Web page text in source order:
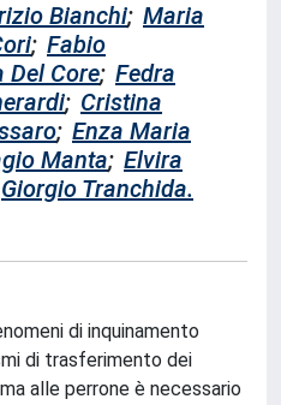
Bianchi; Maria
; Fabio
Del Core; Fedra
; Cristina
; Enza Maria
Manta; Elvira
Giorgio Tranchida.
di inquinamento
di trasferimento dei
alle perrone è necessario